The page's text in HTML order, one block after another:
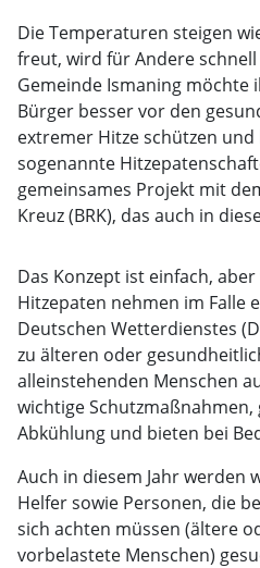
Die Temperaturen steigen
freut, wird für Andere
Gemeinde Ismaning möchte
Bürger besser vor den
extremer Hitze schützen
sogenannte
gemeinsames Projekt mit
Kreuz (BRK), das auch in
Das Konzept ist einfach,
Hitzepaten nehmen im Falle
Deutschen Wetterdienstes
zu älteren oder
alleinstehenden Menschen
wichtige Schutzmaßnahmen,
Abkühlung und bieten bei
Auch in diesem Jahr werden
Helfer sowie Personen, die
sich achten müssen (ältere
vorbelastete Menschen)